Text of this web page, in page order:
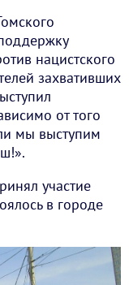
нацистского
захвативших
от того
мы выступим
участие
в городе